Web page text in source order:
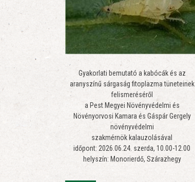
Gyakorlati bemutató a kabócák és az
aranyszínű sárgaság fitoplazma tüneteinek
felismeréséről
a Pest Megyei Növényvédelmi és
Növényorvosi Kamara és Gáspár Gergely
növényvédelmi
szakmérnök kalauzolásával
időpont: 2026.06.24. szerda, 10.00-12.00
helyszín: Monorierdő, Szárazhegy